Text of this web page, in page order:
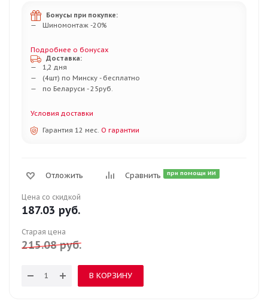
Бонусы при покупке:
Шиномонтаж -20%
Подробнее о бонусах
Доставка:
1,2 дня
(4шт) по Минску - бесплатно
по Беларуси - 25руб.
Условия доставки
Гарантия 12 мес. О гарантии
Отложить Сравнить при помощи ИИ
Цена со скидкой
187.03 руб.
Старая цена
215.08руб.
В КОРЗИНУ